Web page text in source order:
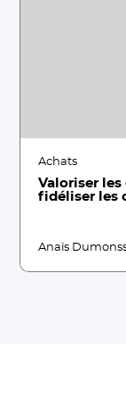
Achats
Valoriser
fidéliser les
Anaïs